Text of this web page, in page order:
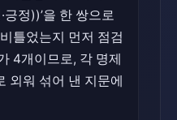
정))’을 한 쌍으로
틀었는지 먼저 점검
4개이므로, 각 명제
외워 섞어 낸 지문에